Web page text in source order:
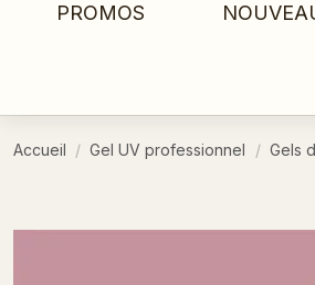
PROMOS
Accueil Gel UV professionnel Gels